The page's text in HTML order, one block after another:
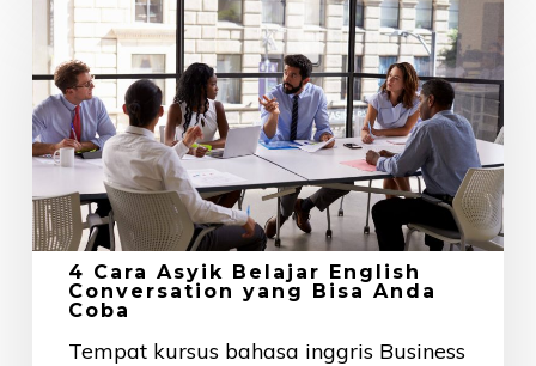
Cara
Asyik
Belajar
English
Conversation
yang
Bisa
Anda
Coba
4 Cara Asyik Belajar English
Conversation yang Bisa Anda
Coba
Tempat kursus bahasa inggris Business